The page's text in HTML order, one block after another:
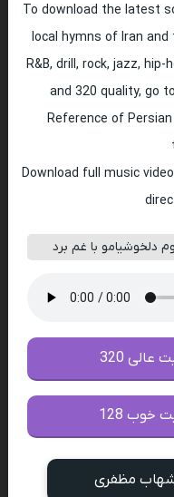
To download the latest
local hymns of Iran
R&B, drill, rock, jazz,
and 320 quality, go
Reference of
Download full music
دلخوشیامو با غم برد
320
خوب 128
شهاب مظفری